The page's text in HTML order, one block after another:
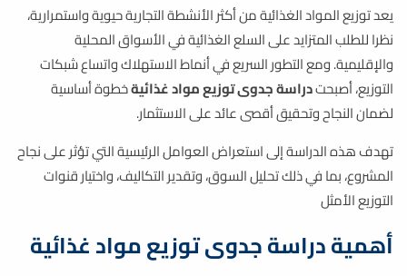
يعد توزيع المواد الغذائية من أكثر الأنشطة التجارية حيوية واستمرارية،
نظرا للطلب المتزايد على السلع الغذائية في الأسواق المحلية
والإقليمية. ومع التطور السريع في أنماط الاستهلاك واتساع شبكات
التوزيع، أصبحتدراسة جدوى توزيع مواد غذائية​ خطوة أساسية
لضمان النجاح وتحقيق أقصى عائد على الاستثمار.
تهدف هذه الدراسة إلى استعراض العوامل الرئيسية التي تؤثر على نجاح
المشروع، بما في ذلك تحليل السوق، وتقدير التكاليف، واختيار قنوات
التوزيع الأمثل
أهمية دراسة جدوى توزيع مواد غذائية​